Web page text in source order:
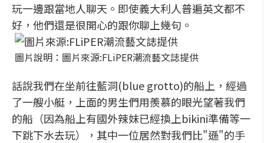
玩一邊跟當地人聊天。即使義大利人普遍英文都不
好，他們還是很開心的跟你聊上幾句。
圖片說明：圖片來源:FLiPER潮流藝文誌提供
話說我們在坐前往藍洞(blue grotto)的船上，經過
了一艘小艇，上面的男生們用羨慕的眼光望著我們
的船（因為船上有國外辣妹已經換上bikini準備等一
下跳下水去玩），其中一位居然對我們比"遜"的手